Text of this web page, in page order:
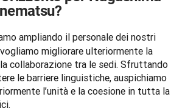
ampliando il personale dei nostri
migliorare ulteriormente la
collaborazione tra le sedi. Sfruttando
le barriere linguistiche, auspichiamo
l’unità e la coesione in tutta la